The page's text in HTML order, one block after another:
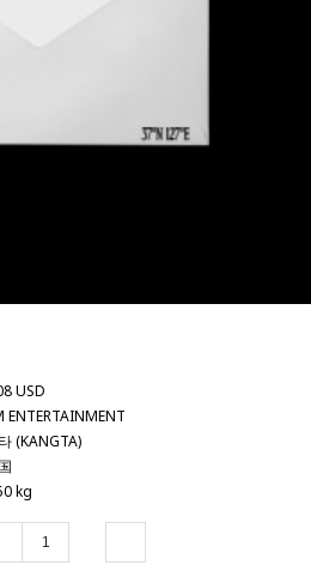
USD
ENTERTAINMENT
(KANGTA)
kg